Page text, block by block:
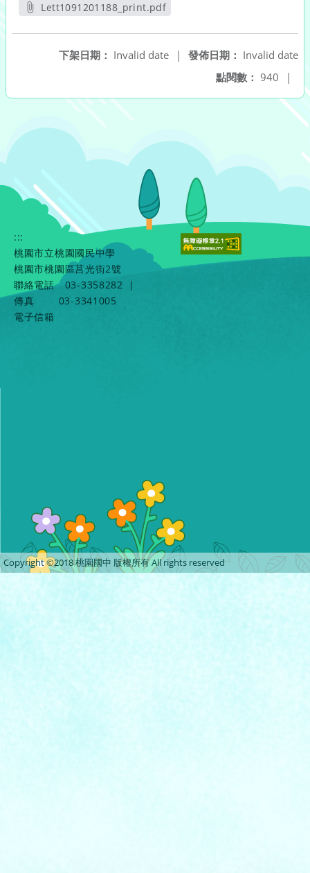
Lett1091201188_print.pdf
發佈日期： Invalid date
下架日期： Invalid date
|
點閱數： 940 |
:::
桃園市立桃園國民中學
桃園市桃園區莒光街2號
聯絡電話
03-3358282
|
傳真
03-3341005
電子信箱
Copyright ©2018 桃園國中 版權所有 All rights reserved